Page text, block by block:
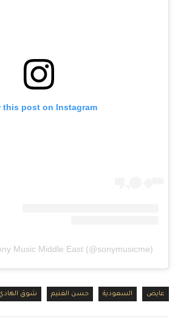
this post on Instagram
Music Middle East (@sonymusicme)
عايض السعودية حسن الغنيم شوق